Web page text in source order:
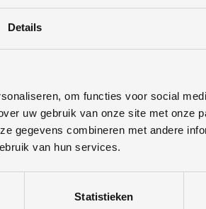
Details
om functies voor social
uw gebruik van onze site met onze
gegevens combineren met andere
van hun services.
Statistieken